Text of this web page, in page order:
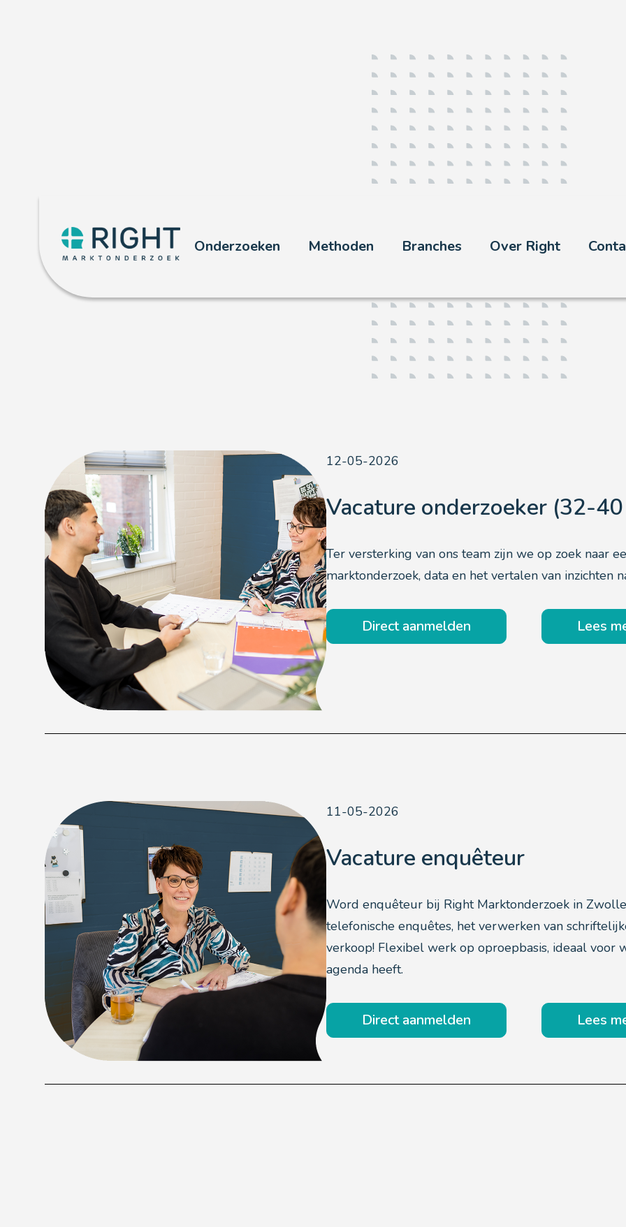
Onderzoeken Methoden Branches Over Right
Vacatures
Als u het
12-05-2026
Vacature onderzoeker (32-
Ter versterking van ons team zijn we op zoek naar
marktonderzoek, data en het vertalen van inzichten
Direct aanmelden Lees
11-05-2026
Vacature enquêteur
Word enquêteur bij Right Marktonderzoek in
telefonische enquêtes, het verwerken van
verkoop! Flexibel werk op oproepbasis, ideaal
agenda heeft.
Direct aanmelden Lees